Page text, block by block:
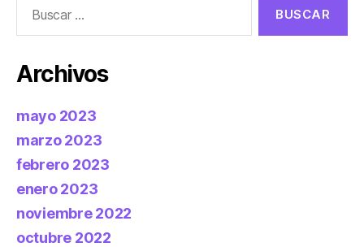
Archivos
mayo 2023
marzo 2023
febrero 2023
enero 2023
noviembre 2022
octubre 2022